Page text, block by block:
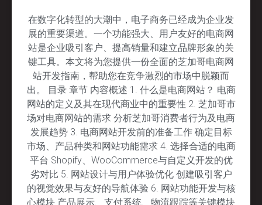
在数字化转型的大潮中，电子商务已经成为企业发
展的重要渠道。一个功能强大、用户友好的电商网
站是企业吸引客户、提高销量和建立品牌形象的关
键工具。本文将为您提供一份全面的芝加哥电商网
站开发指南，帮助您在竞争激烈的市场中脱颖而
出。 目录 章节 内容概述 1. 什么是电商网站？ 电商
网站的定义及其在现代商业中的重要性 2. 芝加哥市
场对电商网站的需求 分析芝加哥消费者行为及电商
发展趋势 3. 电商网站开发前的准备工作 确定目标
市场、产品种类和网站功能需求 4. 选择合适的电商
平台 Shopify、WooCommerce与自定义开发的优
劣对比 5. 网站设计与用户体验优化 创建吸引客户
的视觉效果与友好的导航体验 6. 网站功能开发与核
心模块 产品展示、支付系统、物流跟踪等关键模块